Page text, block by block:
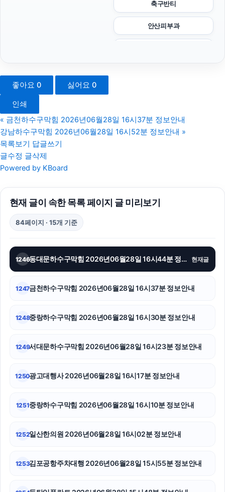
축구반티
안산피부과
도봉하수구막힘
상간소송
폰테크
파양보호소
강아지보호소
흥신소
흥신소
수원음주운전변호사
좋아요 0 싫어요 0
인쇄
« 금천하수구막힘 2026년06월28일 16시37분 정보안내
강남하수구막힘 2026년06월28일 16시52분 정보안내 »
목록보기 답글쓰기
글수정 글삭제
Powered by KBoard
현재 글이 속한 목록 페이지 글 미리보기
84페이지 · 15개 기준
1246 동대문하수구막힘 2026년06월28일 16시44분 정보안내 현재글
1247금천하수구막힘 2026년06월28일 16시37분 정보안내
1248중랑하수구막힘 2026년06월28일 16시30분 정보안내
1249서대문하수구막힘 2026년06월28일 16시23분 정보안내
1250광고대행사 2026년06월28일 16시17분 정보안내
1251중랑하수구막힘 2026년06월28일 16시10분 정보안내
1252일산한의원 2026년06월28일 16시02분 정보안내
1253김포공항주차대행 2026년06월28일 15시55분 정보안내